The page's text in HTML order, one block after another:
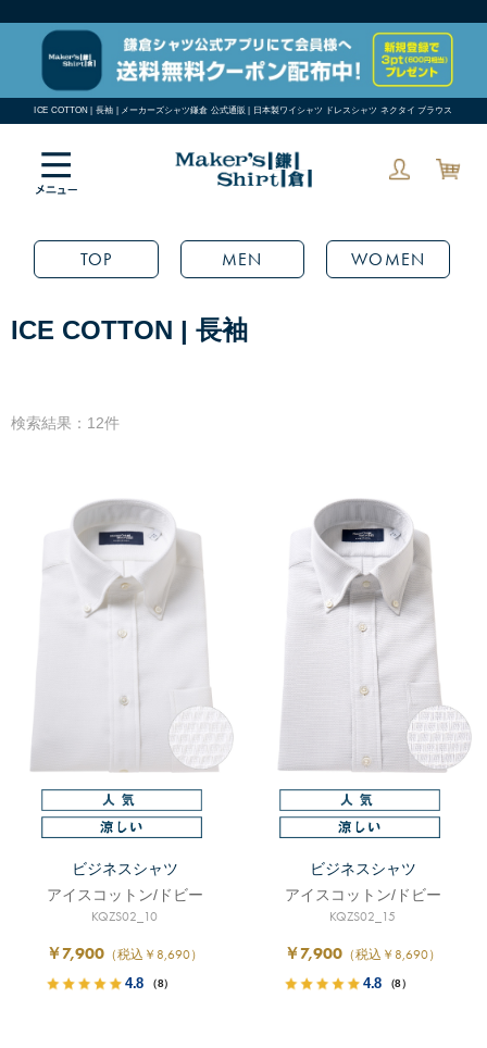
ICE COTTON | 長袖 | メーカーズシャツ鎌倉 公式通販 | 日本製ワイシャツ ドレスシャツ ネクタイ ブラウス
TOP MEN WOMEN
ICE COTTON | 長袖
検索結果：12件
ビジネスシャツ
アイスコットン/ドビー
KQZS02_10
￥7,900 （税込￥8,690）
4.8 （8）
ビジネスシャツ
アイスコットン/ドビー
KQZS02_15
￥7,900 （税込￥8,690）
4.8 （8）